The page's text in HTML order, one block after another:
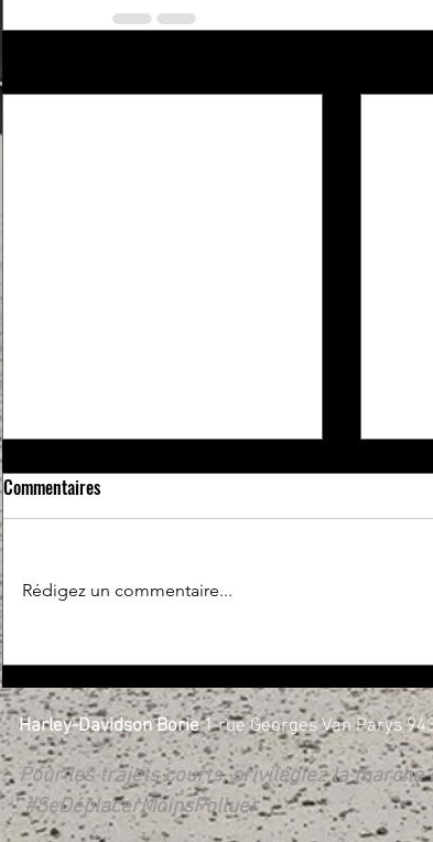
Essais libres et RIDE X.PERIENCE
les 17 et 18 avril
Commentaires
Rédigez un commentaire...
Harley-Davidson Borie1 rue Georges Van Parys
Pour les trajets courts, privilégiez la marche
#SeDéplacerMoinsPolluer